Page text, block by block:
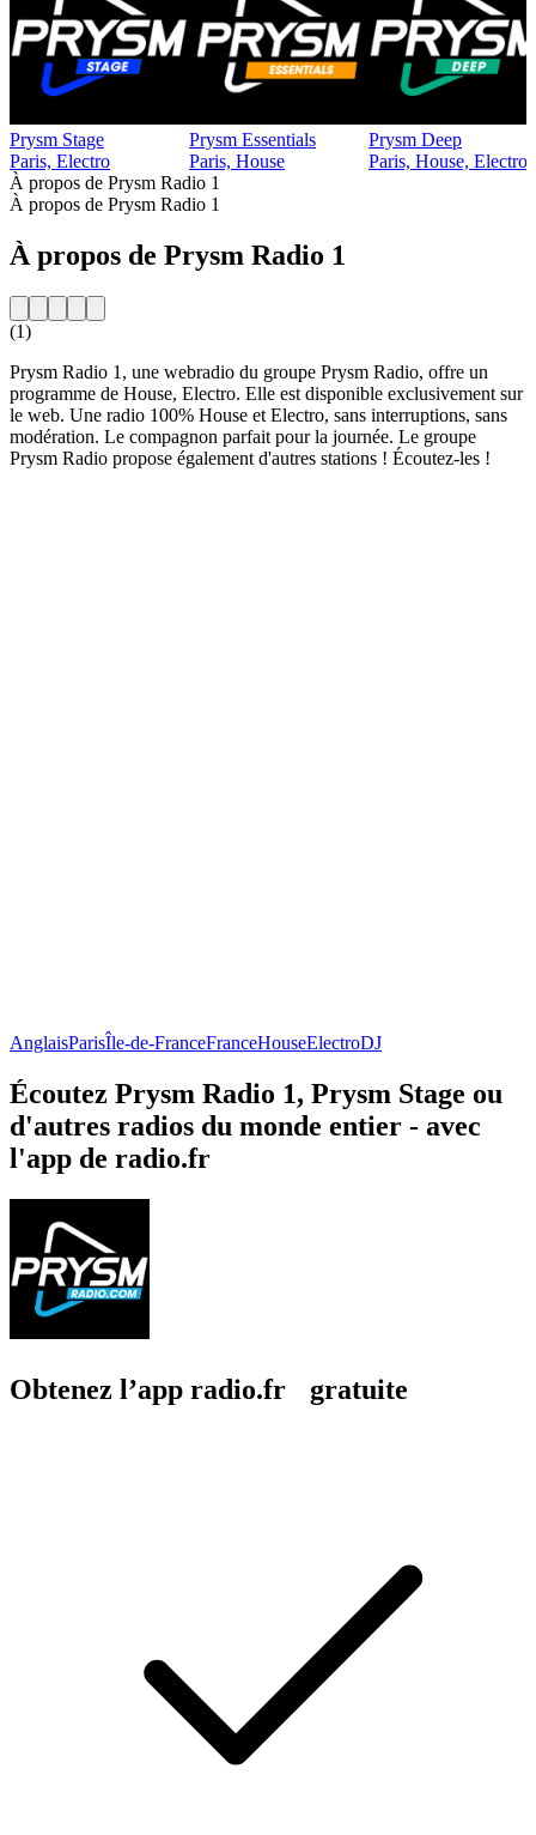
Prysm Stage
Paris, Electro
Prysm Essentials
Paris, House
Prysm Deep
Paris, House, Electro
À propos de Prysm Radio 1
À propos de Prysm Radio 1
À propos de Prysm Radio 1
(1)
Prysm Radio 1, une webradio du groupe Prysm Radio, offre un
programme de House, Electro. Elle est disponible exclusivement sur
le web. Une radio 100% House et Electro, sans interruptions, sans
modération. Le compagnon parfait pour la journée. Le groupe
Prysm Radio propose également d'autres stations ! Écoutez-les !
AnglaisParisÎle-de-FranceFranceHouseElectroDJ
Écoutez Prysm Radio 1, Prysm Stage ou
d'autres radios du monde entier - avec
l'app de radio.fr
Obtenez l’app radio.fr gratuite